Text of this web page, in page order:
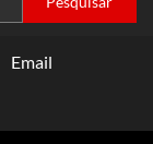
Email